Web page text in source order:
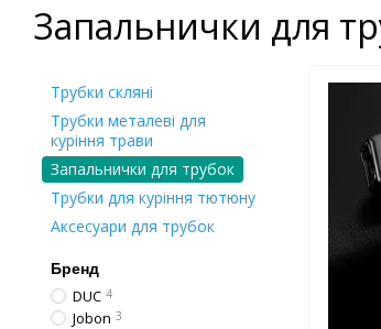
Запальнички для
Трубки скляні
Трубки металеві для
куріння трави
Запальнички для трубок
Трубки для куріння тютюну
Аксесуари для трубок
Бренд
DUC 4
Jobon 3